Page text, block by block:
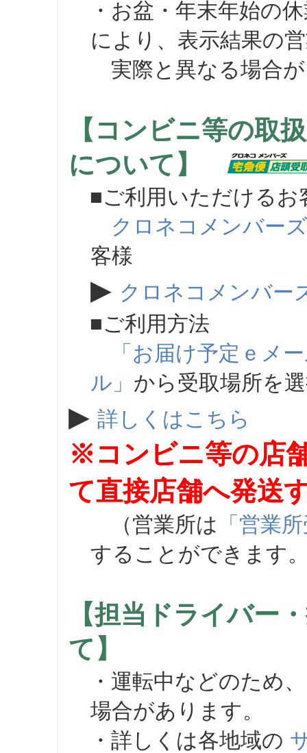
・お盆・年末年始の
により、表示結果の
実際と異なる場合が
【コンビニ等の取
について】
■ご利用いただけるお
クロネコメンバーズ
客様
▶ クロネコメンバー
■ご利用方法
「お届け予定ｅメ
ル」 から受取場所を
▶ 詳しくはこちら
※コンビニ等の店
て直接店舗へ発送
（営業所は 「営業
することができます
【担当ドライバー
て】
・運転中などのため
場合があります。
・詳しくは各地域の